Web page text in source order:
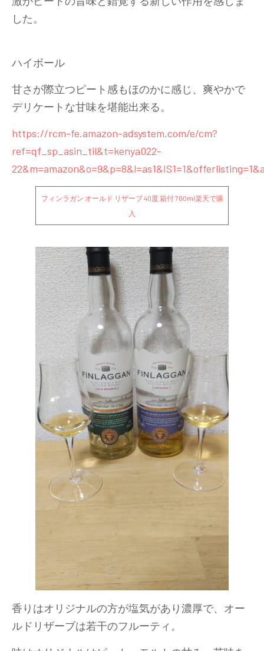
した。
ハイボール
甘さが際立つピート感もほのかに感じ、爽やかで
デリケートな甘味を堪能出来る。
https://rcm-fe.amazon-adsystem.com/e/cm?
ref=qf_sp_asin_til&t=kenya022-
フィンラガン オールド リザーブ 40度 箱付 700ml楽天で購
入
香りはオリジナルの方が塩気があり濃厚で、オー
ルドリザーブは若干のフルーティ。